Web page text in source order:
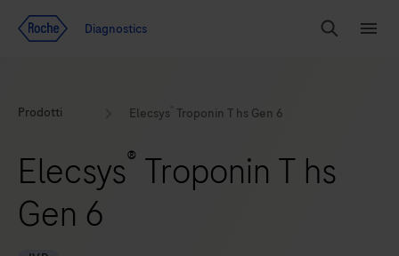
Diagnostics
Search
Prodotti Elecsys Troponin T hs Gen 6
Elecsys® Troponin T hs
Gen 6